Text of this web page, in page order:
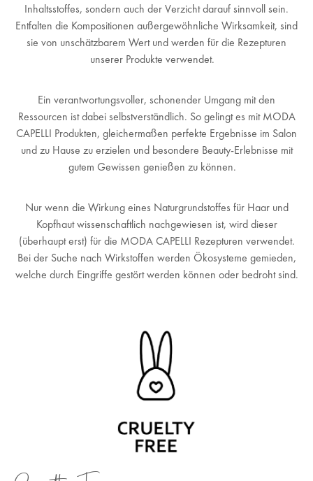
Inhaltsstoffes, sondern auch der Verzicht darauf sinnvoll sein.
Entfalten die Kompositionen außergewöhnliche Wirksamkeit, sind
sie von unschätzbarem Wert und werden für die Rezepturen
unserer Produkte verwendet.
Ein verantwortungsvoller, schonender Umgang mit den
Ressourcen ist dabei selbstverständlich. So gelingt es mit MODA
CAPELLI Produkten, gleichermaßen perfekte Ergebnisse im Salon
und zu Hause zu erzielen und besondere Beauty-Erlebnisse mit
gutem Gewissen genießen zu können.
Nur wenn die Wirkung eines Naturgrundstoffes für Haar und
Kopfhaut wissenschaftlich nachgewiesen ist, wird dieser
(überhaupt erst) für die MODA CAPELLI Rezepturen verwendet.
Bei der Suche nach Wirkstoffen werden Ökosysteme gemieden,
welche durch Eingriffe gestört werden können oder bedroht sind.